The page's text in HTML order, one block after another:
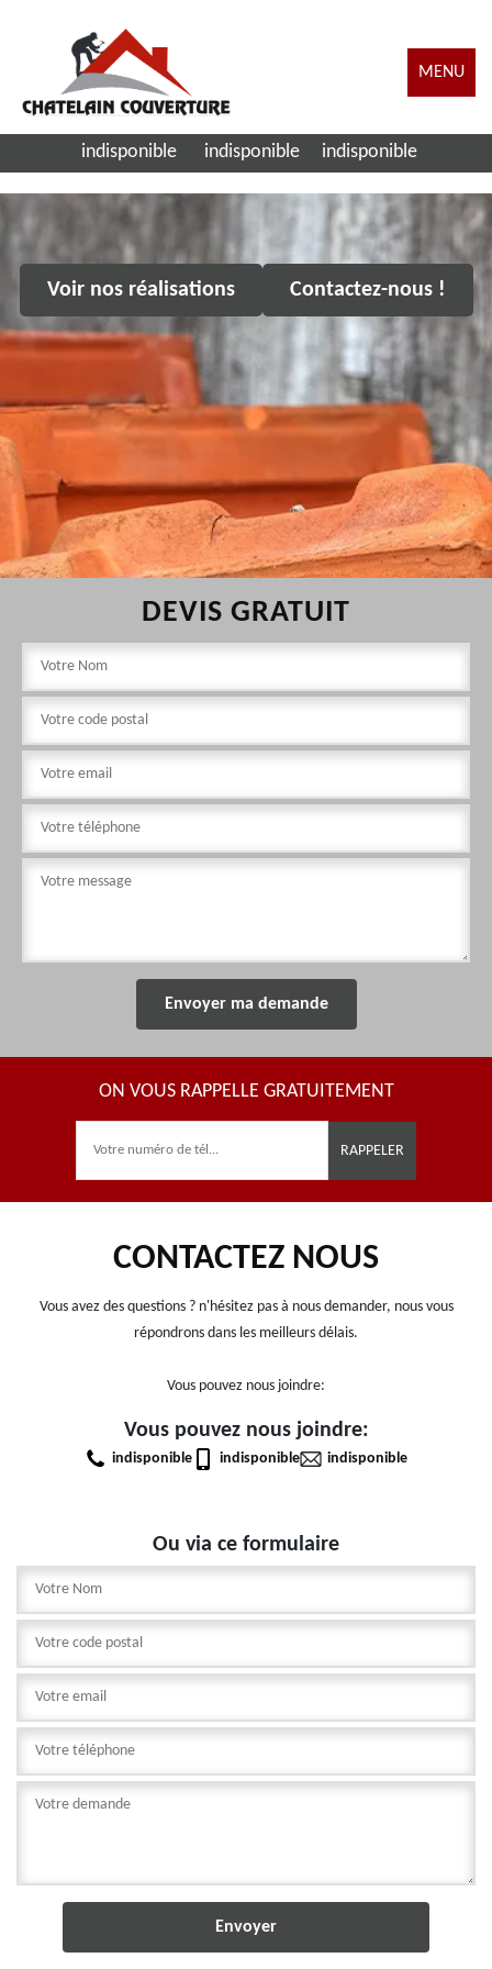
MENU
indisponible indisponible indisponible
Voir nos réalisations Contactez-nous !
DEVIS GRATUIT
ON VOUS RAPPELLE GRATUITEMENT
CONTACTEZ NOUS
Vous avez des questions ? n'hésitez pas à nous demander, nous vous
répondrons dans les meilleurs délais.
Vous pouvez nous joindre:
Vous pouvez nous joindre:
indisponible indisponible indisponible
Ou via ce formulaire